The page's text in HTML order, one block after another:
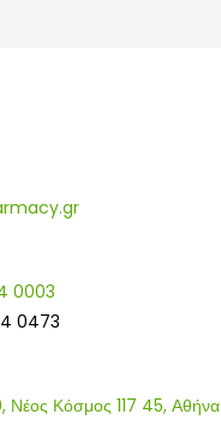
0003
0473
Νέος Κόσμος 117 45, Αθήνα